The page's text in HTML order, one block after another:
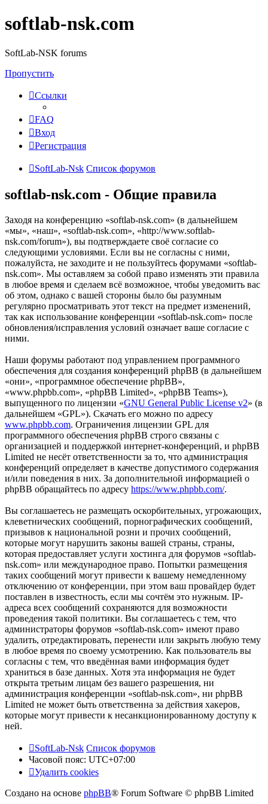
softlab-nsk.com
SoftLab-NSK forums
Пропустить
Ссылки
FAQ
Вход
Регистрация
SoftLab-Nsk Список форумов
softlab-nsk.com - Общие правила
Заходя на конференцию «softlab-nsk.com» (в дальнейшем
«мы», «наш», «softlab-nsk.com», «http://www.softlab-
nsk.com/forum»), вы подтверждаете своё согласие со
следующими условиями. Если вы не согласны с ними,
пожалуйста, не заходите и не пользуйтесь форумами «softlab-
nsk.com». Мы оставляем за собой право изменять эти правила
в любое время и сделаем всё возможное, чтобы уведомить вас
об этом, однако с вашей стороны было бы разумным
регулярно просматривать этот текст на предмет изменений,
так как использование конференции «softlab-nsk.com» после
обновления/исправления условий означает ваше согласие с
ними.
Наши форумы работают под управлением программного
обеспечения для создания конференций phpBB (в дальнейшем
«они», «программное обеспечение phpBB»,
«www.phpbb.com», «phpBB Limited», «phpBB Teams»),
выпущенного по лицензии «GNU General Public License v2» (в
дальнейшем «GPL»). Скачать его можно по адресу
www.phpbb.com. Ограничения лицензии GPL для
программного обеспечения phpBB строго связаны с
организацией и поддержкой интернет-конференций, и phpBB
Limited не несёт ответственности за то, что администрация
конференций определяет в качестве допустимого содержания
и/или поведения в них. За дополнительной информацией о
phpBB обращайтесь по адресу https://www.phpbb.com/.
Вы соглашаетесь не размещать оскорбительных, угрожающих,
клеветнических сообщений, порнографических сообщений,
призывов к национальной розни и прочих сообщений,
которые могут нарушить законы вашей страны, страны,
которая предоставляет услуги хостинга для форумов «softlab-
nsk.com» или международное право. Попытки размещения
таких сообщений могут привести к вашему немедленному
отключению от конференции, при этом ваш провайдер будет
поставлен в известность, если мы сочтём это нужным. IP-
адреса всех сообщений сохраняются для возможности
проведения такой политики. Вы соглашаетесь с тем, что
администраторы форумов «softlab-nsk.com» имеют право
удалить, отредактировать, перенести или закрыть любую тему
в любое время по своему усмотрению. Как пользователь вы
согласны с тем, что введённая вами информация будет
храниться в базе данных. Хотя эта информация не будет
открыта третьим лицам без вашего разрешения, ни
администрация конференции «softlab-nsk.com», ни phpBB
Limited не может быть ответственна за действия хакеров,
которые могут привести к несанкционированному доступу к
ней.
SoftLab-Nsk Список форумов
Часовой пояс: UTC+07:00
Удалить cookies
Создано на основе phpBB® Forum Software © phpBB Limited